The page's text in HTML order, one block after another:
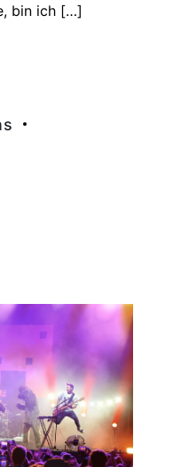
bin ich […]